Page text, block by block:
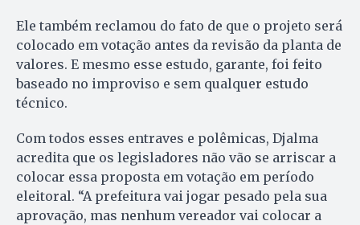
Ele também reclamou do fato de que o projeto será
colocado em votação antes da revisão da planta de
valores. E mesmo esse estudo, garante, foi feito
baseado no improviso e sem qualquer estudo
técnico.
Com todos esses entraves e polêmicas, Djalma
acredita que os legisladores não vão se arriscar a
colocar essa proposta em votação em período
eleitoral. “A prefeitura vai jogar pesado pela sua
aprovação, mas nenhum vereador vai colocar a